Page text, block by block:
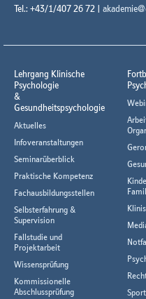
Tel.: +43/1/407 26 72 |
Lehrgang Klinische
Psychologie
&
Gesundheitspsychologie
Aktuelles
Infoveranstaltungen
Seminarüberblick
Praktische Kompetenz
Fachausbildungsstellen
Selbsterfahrung &
Supervision
Fallstudie und
Projektarbeit
Wissensprüfung
Kommissionelle
Abschlussprüfung